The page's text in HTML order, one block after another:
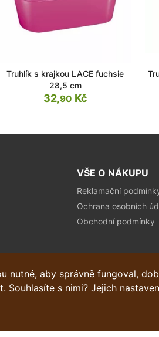
Truhlík s krajkou LACE fuchsie
28,5 cm
32,90 Kč
VŠE O NÁKUPU
Reklamační
Ochrana osobních
Obchodní podmínky
nutné, aby správně fungoval,
Souhlasíte s nimi? Jejich